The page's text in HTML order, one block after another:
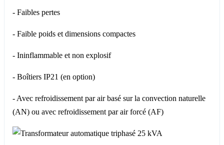
- Faibles pertes
- Faible poids et dimensions compactes
- Ininflammable et non explosif
- Boîtiers IP21 (en option)
- Avec refroidissement par air basé sur la convection naturelle
(AN) ou avec refroidissement par air forcé (AF)